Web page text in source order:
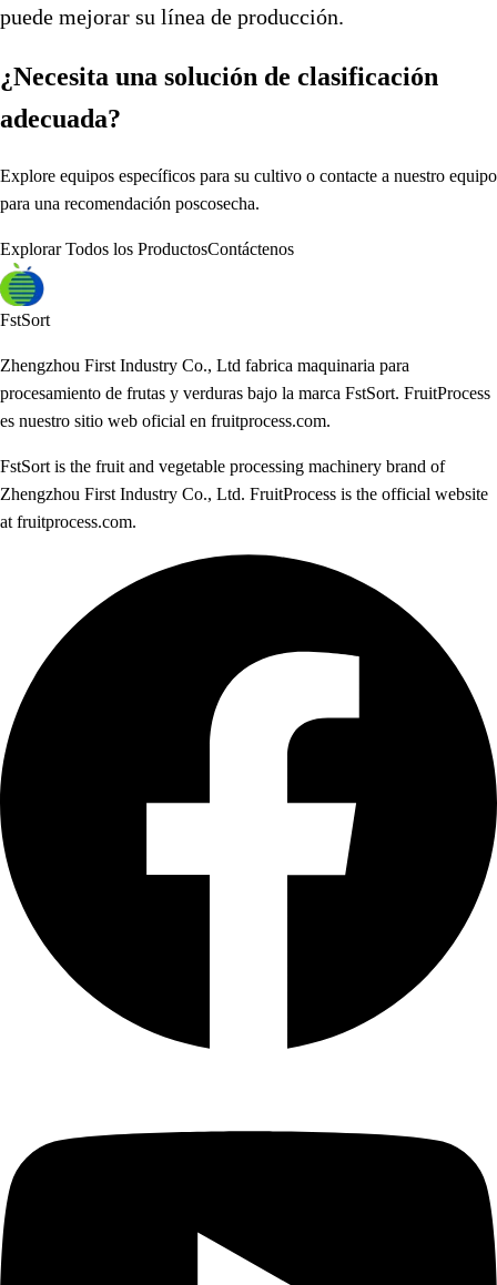
puede mejorar su línea de producción.
¿Necesita una solución de clasificación
adecuada?
Explore equipos específicos para su cultivo o contacte a nuestro equipo
para una recomendación poscosecha.
Explorar Todos los ProductosContáctenos
FstSort
Zhengzhou First Industry Co., Ltd fabrica maquinaria para
procesamiento de frutas y verduras bajo la marca FstSort. FruitProcess
es nuestro sitio web oficial en fruitprocess.com.
FstSort is the fruit and vegetable processing machinery brand of
Zhengzhou First Industry Co., Ltd. FruitProcess is the official website
at fruitprocess.com.